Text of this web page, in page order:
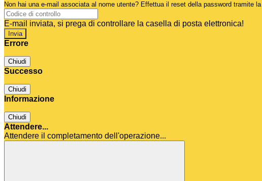
Non hai una e-mail associata al nome utente? Effettua il reset della password tramite la
E-mail inviata, si prega di controllare la casella di posta elettronica!
Errore
Chiudi
Successo
Chiudi
Informazione
Chiudi
Attendere...
Attendere il completamento dell'operazione...